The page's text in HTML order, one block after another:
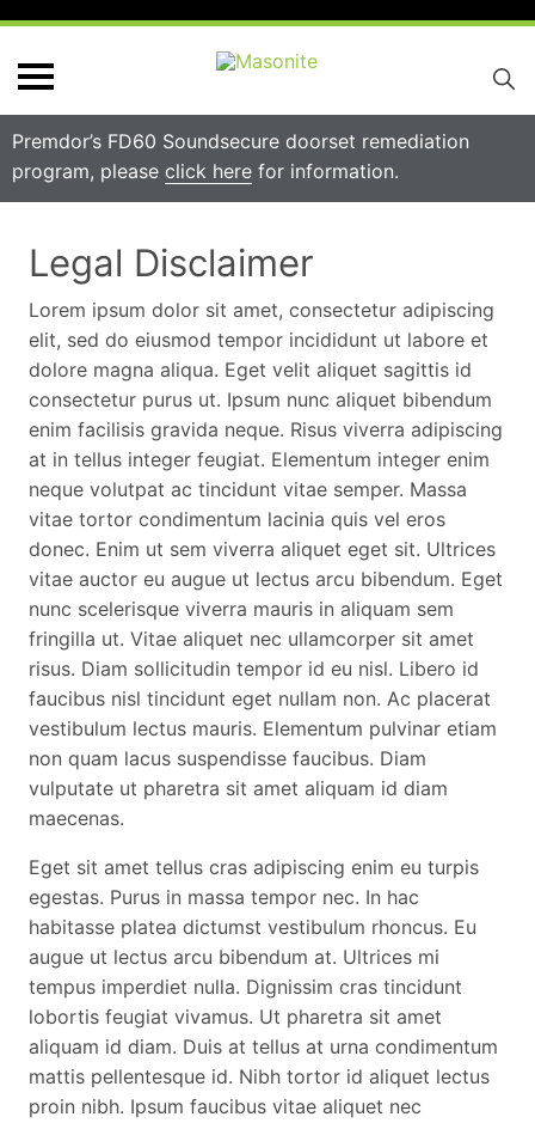
Premdor’s FD60 Soundsecure doorset remediation
program, please click here for information.
Legal Disclaimer
Lorem ipsum dolor sit amet, consectetur adipiscing
elit, sed do eiusmod tempor incididunt ut labore et
dolore magna aliqua. Eget velit aliquet sagittis id
consectetur purus ut. Ipsum nunc aliquet bibendum
enim facilisis gravida neque. Risus viverra adipiscing
at in tellus integer feugiat. Elementum integer enim
neque volutpat ac tincidunt vitae semper. Massa
vitae tortor condimentum lacinia quis vel eros
donec. Enim ut sem viverra aliquet eget sit. Ultrices
vitae auctor eu augue ut lectus arcu bibendum. Eget
nunc scelerisque viverra mauris in aliquam sem
fringilla ut. Vitae aliquet nec ullamcorper sit amet
risus. Diam sollicitudin tempor id eu nisl. Libero id
faucibus nisl tincidunt eget nullam non. Ac placerat
vestibulum lectus mauris. Elementum pulvinar etiam
non quam lacus suspendisse faucibus. Diam
vulputate ut pharetra sit amet aliquam id diam
maecenas.
Eget sit amet tellus cras adipiscing enim eu turpis
egestas. Purus in massa tempor nec. In hac
habitasse platea dictumst vestibulum rhoncus. Eu
augue ut lectus arcu bibendum at. Ultrices mi
tempus imperdiet nulla. Dignissim cras tincidunt
lobortis feugiat vivamus. Ut pharetra sit amet
aliquam id diam. Duis at tellus at urna condimentum
mattis pellentesque id. Nibh tortor id aliquet lectus
proin nibh. Ipsum faucibus vitae aliquet nec